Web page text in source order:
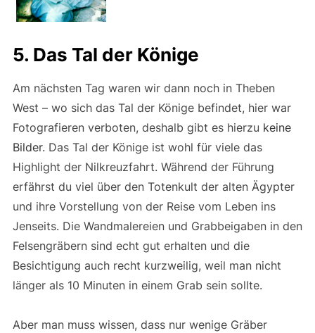
5. Das Tal der Könige
Am nächsten Tag waren wir dann noch in Theben
West – wo sich das Tal der Könige befindet, hier war
Fotografieren verboten, deshalb gibt es hierzu keine
Bilder. Das Tal der Könige ist wohl für viele das
Highlight der Nilkreuzfahrt. Während der Führung
erfährst du viel über den Totenkult der alten Ägypter
und ihre Vorstellung von der Reise vom Leben ins
Jenseits. Die Wandmalereien und Grabbeigaben in den
Felsengräbern sind echt gut erhalten und die
Besichtigung auch recht kurzweilig, weil man nicht
länger als 10 Minuten in einem Grab sein sollte.
Aber man muss wissen, dass nur wenige Gräber